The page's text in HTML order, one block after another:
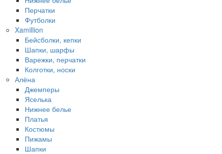
Перчатки
Футболки
Xamillion
Бейсболки, кепки
Шапки, шарфы
Варежки, перчатки
Колготки, носки
Алёна
Джемперы
Яселька
Нижнее белье
Платья
Костюмы
Пижамы
Шапки